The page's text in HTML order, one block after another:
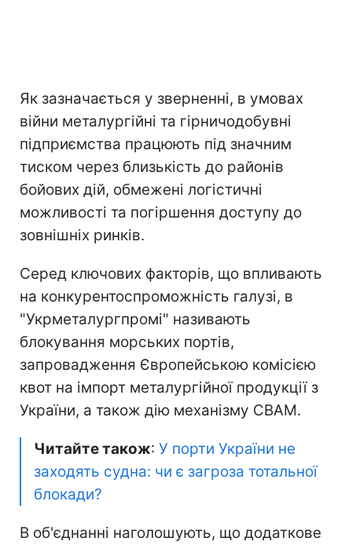
Як зазначається у зверненні, в умовах
війни металургійні та гірничодобувні
підприємства працюють під значним
тиском через близькість до районів
бойових дій, обмежені логістичні
можливості та погіршення доступу до
зовнішніх ринків.
Серед ключових факторів, що впливають
на конкурентоспроможність галузі, в
"Укрметалургпромі" називають
блокування морських портів,
запровадження Європейською комісією
квот на імпорт металургійної продукції з
України, а також дію механізму CBAM.
Читайте також: У порти України не
заходять судна: чи є загроза тотальної
блокади?
В об'єднанні наголошують, що додаткове